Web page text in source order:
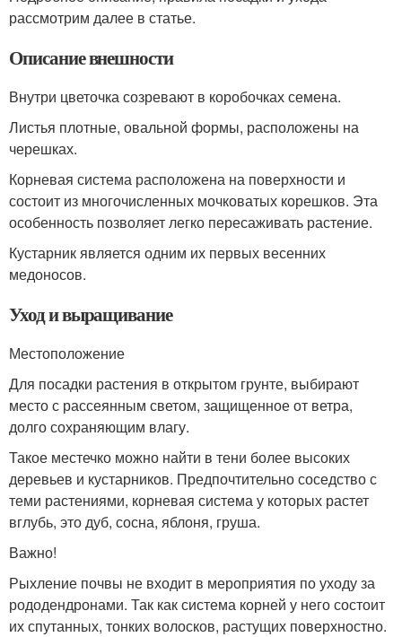
рассмотрим далее в статье.
Описание внешности
Внутри цветочка созревают в коробочках семена.
Листья плотные, овальной формы, расположены на
черешках.
Корневая система расположена на поверхности и
состоит из многочисленных мочковатых корешков. Эта
особенность позволяет легко пересаживать растение.
Кустарник является одним их первых весенних
медоносов.
Уход и выращивание
Местоположение
Для посадки растения в открытом грунте, выбирают
место с рассеянным светом, защищенное от ветра,
долго сохраняющим влагу.
Такое местечко можно найти в тени более высоких
деревьев и кустарников. Предпочтительно соседство с
теми растениями, корневая система у которых растет
вглубь, это дуб, сосна, яблоня, груша.
Важно!
Рыхление почвы не входит в мероприятия по уходу за
рододендронами. Так как система корней у него состоит
их спутанных, тонких волосков, растущих поверхностно.